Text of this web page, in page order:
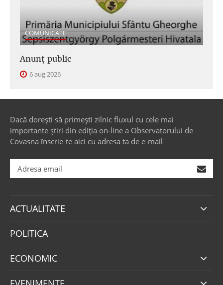
COMUNICATE
Anunţ public
6 aug 2026
Dacă dorești să primești zilnic fluxul cu cele mai
importante știri din ediția on-line a Observatorului de
Covasna înscrie-te aici cu adresa ta de e-mail
ACTUALITATE
POLITICA
ECONOMIC